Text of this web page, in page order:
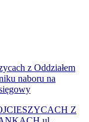
z Oddziałem
naboru na
Z